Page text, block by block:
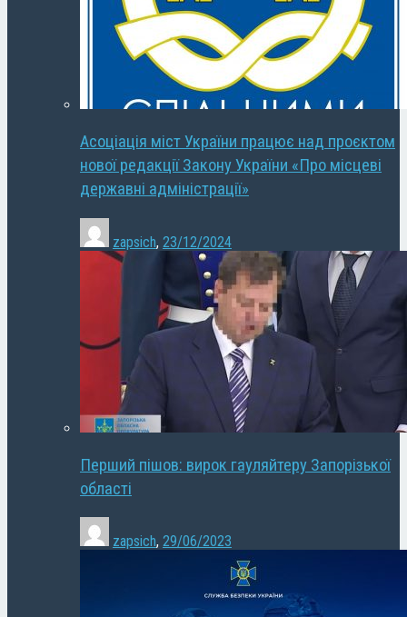
Асоціація міст України працює над проєктом
нової редакції Закону України «Про місцеві
державні адміністрації»
zapsich, 23/12/2024
Перший пішов: вирок гауляйтеру Запорізької
області
zapsich, 29/06/2023